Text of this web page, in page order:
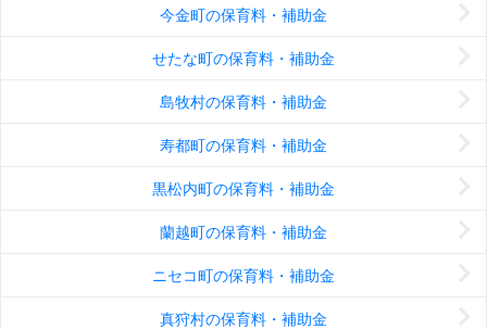
今金町の保育料・補助金
せたな町の保育料・補助金
島牧村の保育料・補助金
寿都町の保育料・補助金
黒松内町の保育料・補助金
蘭越町の保育料・補助金
ニセコ町の保育料・補助金
真狩村の保育料・補助金